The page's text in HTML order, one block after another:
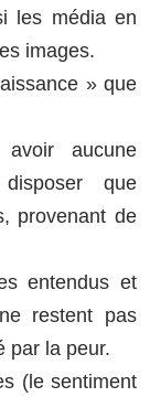
les média en
images.
» que
aucune
que
provenant de
entendus et
restent pas
par la peur.
(le sentiment